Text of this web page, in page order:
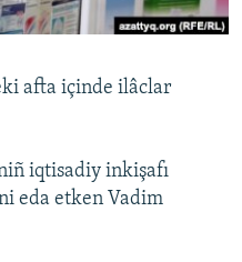
afta içinde ilâclar
iqtisadiy inkişafı
eda etken Vadim